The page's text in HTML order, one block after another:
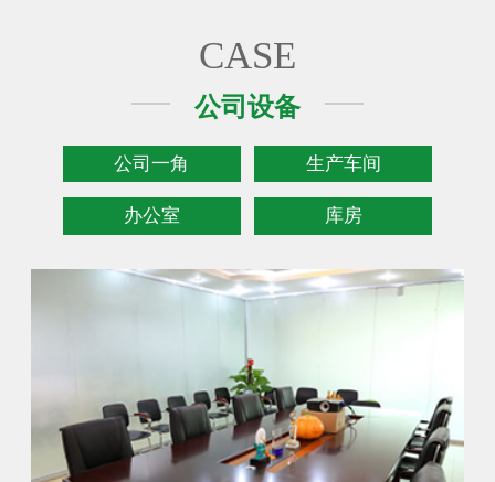
CASE
公司设备
公司一角 生产车间
办公室 库房